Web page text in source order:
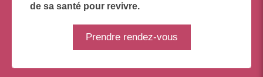
de sa santé pour revivre.
Prendre rendez-vous